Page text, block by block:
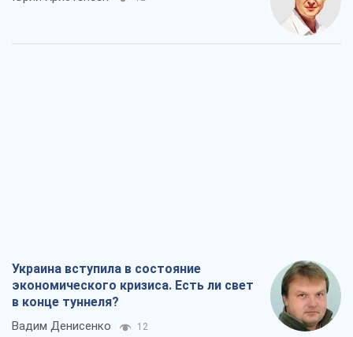
Украина вступила в состояние
экономического кризиса. Есть ли свет
в конце туннеля?
Вадим Денисенко 12